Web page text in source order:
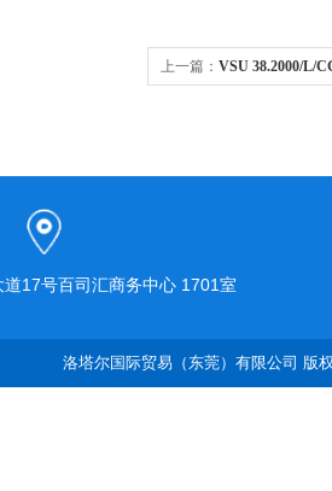
上一篇： VSU 38.2000/L/
17号百司汇商务中心 1701室
洛塔尔国际贸易（东莞）有限公司 版